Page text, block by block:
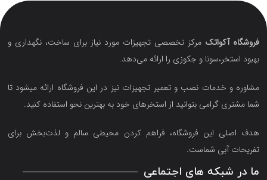
فروشگاه آکواتک مرکز تخصصی تجهیزات مورد نیاز برای ساخت، نگهداری و
بهبود استخر،سونا و جکوزی را ارائه می‌دهد.
مشاوره و خدمات نصب و تعمیر تجهیزات نیز در این فروشگاه ارائه میشود تا
شما مشتری گرامی بتوانید از استخرهای خود به بهترین نحو استفاده کنید.
هدف اصلی این فروشگاه‌، فراهم کردن محیطی سالم و لذت‌بخش برای
تفریحات آبی شماست.
ما در شبکه های اجتماعی